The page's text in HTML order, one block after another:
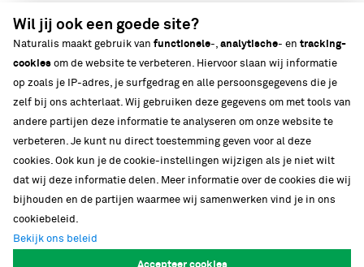
Expert
in biodiversiteit
Wil jij ook een goede site?
Naturalis maakt gebruik van functionele-, analytische- en tracking-
cookies om de website te verbeteren. Hiervoor slaan wij informatie
op zoals je IP-adres, je surfgedrag en alle persoonsgegevens die je
zelf bij ons achterlaat. Wij gebruiken deze gegevens om met tools van
andere partijen deze informatie te analyseren om onze website te
verbeteren. Je kunt nu direct toestemming geven voor al deze
cookies. Ook kun je de cookie-instellingen wijzigen als je niet wilt
dat wij deze informatie delen. Meer informatie over de cookies die wij
bijhouden en de partijen waarmee wij samenwerken vind je in ons
cookiebeleid.
Bekijk ons beleid
Accepteer cookies